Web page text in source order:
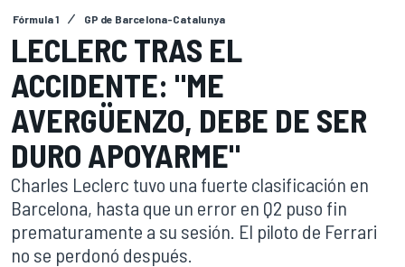
Fórmula 1 GP de Barcelona-Catalunya
LECLERC TRAS EL
ACCIDENTE: "ME
AVERGÜENZO, DEBE DE SER
DURO APOYARME"
Charles Leclerc tuvo una fuerte clasificación en
Barcelona, hasta que un error en Q2 puso fin
prematuramente a su sesión. El piloto de Ferrari
no se perdonó después.